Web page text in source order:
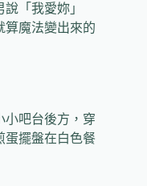
「我愛妳」
算魔法變出來的
小吧台後方，穿
蛋擺盤在白色餐